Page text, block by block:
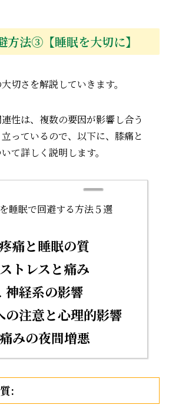
方法③【睡眠を大切に】
切さを解説していきます。
性は、複数の要因が影響し合う
っているので、以下に、膝痛と
て詳しく説明します。
睡眠で回避する方法５選
疼痛と睡眠の質
ストレスと痛み
神経系の影響
の注意と心理的影響
痛みの夜間増悪
: